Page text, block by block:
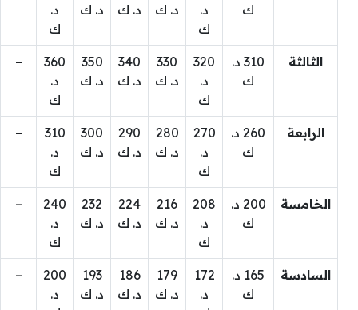
ك
د.
ك
د. ك
د. ك
د. ك
د.
ك
الثالثة
310 د.
ك
320
د.
ك
330
د. ك
340
د. ك
350
د. ك
360
د.
ك
–
الرابعة
260 د.
ك
270
د.
ك
280
د. ك
290
د. ك
300
د. ك
310
د.
ك
–
الخامسة
200 د.
ك
208
د.
ك
216
د. ك
224
د. ك
232
د. ك
240
د.
ك
–
السادسة
165 د.
ك
172
د.
179
د. ك
186
د. ك
193
د. ك
200
د.
–